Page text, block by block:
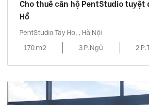
Cho thuê căn hộ PentStudio tuyệt
Hồ
PentStudio Tay Ho, , Hà Nội
170 m2
3 P.Ngủ 2